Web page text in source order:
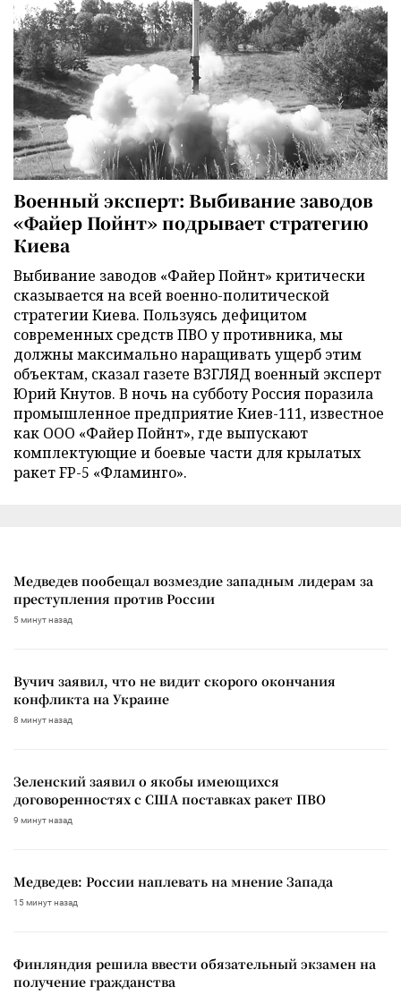
Военный эксперт: Выбивание заводов
«Файер Пойнт» подрывает стратегию
Киева
Выбивание заводов «Файер Пойнт» критически
сказывается на всей военно-политической
стратегии Киева. Пользуясь дефицитом
современных средств ПВО у противника, мы
должны максимально наращивать ущерб этим
объектам, сказал газете ВЗГЛЯД военный эксперт
Юрий Кнутов. В ночь на субботу Россия поразила
промышленное предприятие Киев-111, известное
как ООО «Файер Пойнт», где выпускают
комплектующие и боевые части для крылатых
ракет FP-5 «Фламинго».
Медведев пообещал возмездие западным лидерам за
преступления против России
5 минут назад
Вучич заявил, что не видит скорого окончания
конфликта на Украине
8 минут назад
Зеленский заявил о якобы имеющихся
договоренностях с США поставках ракет ПВО
9 минут назад
Медведев: России наплевать на мнение Запада
15 минут назад
Финляндия решила ввести обязательный экзамен на
получение гражданства